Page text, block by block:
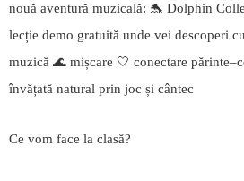
nouă aventură muzicală: 🐬 Dolphin
lecție demo gratuită unde vei descoperi
muzică 🌊 mișcare 🤍 conectare
învățată natural prin joc și cântec
Ce vom face la clasă?